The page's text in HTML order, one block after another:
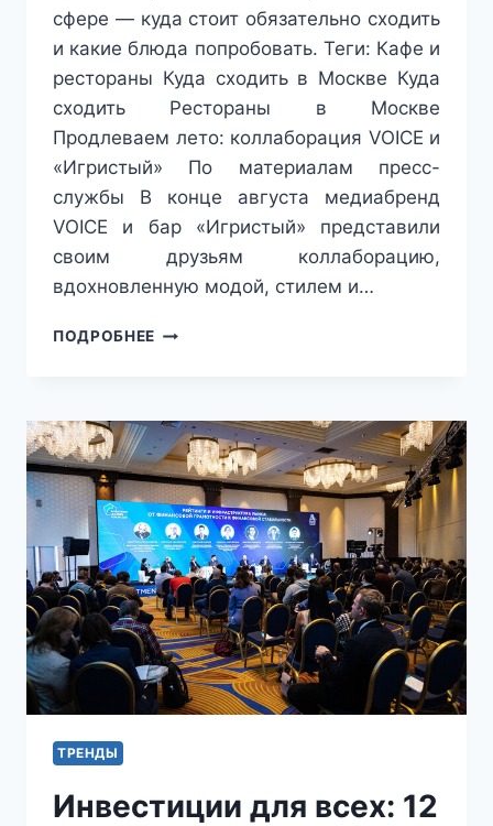
сфере — куда стоит обязательно сходить
и какие блюда попробовать. Теги: Кафе и
рестораны Куда сходить в Москве Куда
сходить Рестораны в Москве
Продлеваем лето: коллаборация VOICE и
«Игристый» По материалам пресс-
службы В конце августа медиабренд
VOICE и бар «Игристый» представили
своим друзьям коллаборацию,
вдохновленную модой, стилем и…
ПОДРОБНЕЕ КОЛЛАБОРАЦИЯ
СЕЗОННОЕ
МЕНЮ
И
ЕЩЕ
МНОГО
ВСЕГО
ИНТЕРЕСНОГО:
ДАЙДЖЕСТ
РЕСТОРАННЫХ
НОВОСТЕЙ
ТРЕНДЫ
Инвестиции для всех: 12